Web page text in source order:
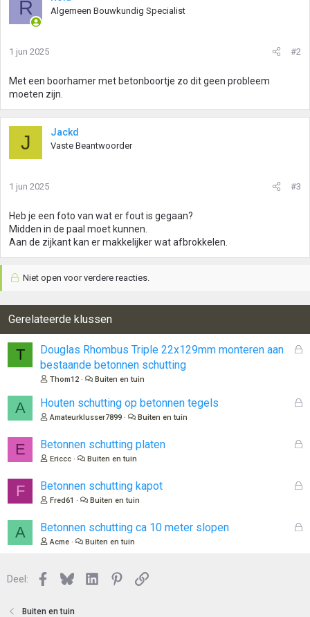
R Algemeen Bouwkundig Specialist
1 jun 2025 #2
Met een boorhamer met betonboortje zo dit geen probleem
moeten zijn.
J Jackd
Vaste Beantwoorder
1 jun 2025 #3
Heb je een foto van wat er fout is gegaan?
Midden in de paal moet kunnen.
Aan de zijkant kan er makkelijker wat afbrokkelen.
Niet open voor verdere reacties.
Gerelateerde klussen
T
G
o
Douglas Rhombus Triple 22x129mm monteren aan
bestaande betonnen schutting
Thom12 Buiten en tuin
A
G
n
Houten schutting op betonnen tegels
Amateurklusser7899 Buiten en tuin
E
G
n
Betonnen schutting platen
Ericcc Buiten en tuin
F
G
Betonnen schutting kapot
Fred61 Buiten en tuin
A
G
Betonnen schutting ca 10 meter slopen
Acme Buiten en tuin
Deel: Facebook
BlueskyLinkedInPinterest
Link
Buiten en tuin